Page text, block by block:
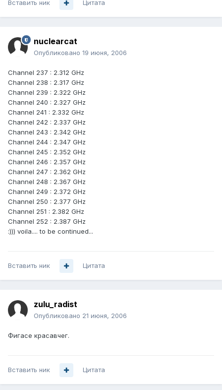
Вставить ник Цитата
nuclearcat
Опубликовано 19 июня, 2006
Channel 237 : 2.312 GHz
Channel 238 : 2.317 GHz
Channel 239 : 2.322 GHz
Channel 240 : 2.327 GHz
Channel 241 : 2.332 GHz
Channel 242 : 2.337 GHz
Channel 243 : 2.342 GHz
Channel 244 : 2.347 GHz
Channel 245 : 2.352 GHz
Channel 246 : 2.357 GHz
Channel 247 : 2.362 GHz
Channel 248 : 2.367 GHz
Channel 249 : 2.372 GHz
Channel 250 : 2.377 GHz
Channel 251 : 2.382 GHz
Channel 252 : 2.387 GHz
:))) voila.... to be continued...
Вставить ник Цитата
zulu_radist
Опубликовано 21 июня, 2006
Фигасе красавчег.
Вставить ник Цитата